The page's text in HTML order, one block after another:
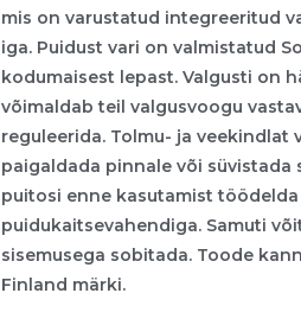
mis on varustatud integreeritud
iga. Puidust vari on valmistatud
kodumaisest lepast. Valgusti on
võimaldab teil valgusvoogu
reguleerida. Tolmu- ja veekindlat
paigaldada pinnale või süvistada
puitosi enne kasutamist töödelda
puidukaitsevahendiga. Samuti
sisemusega sobitada. Toode
Finland märki.